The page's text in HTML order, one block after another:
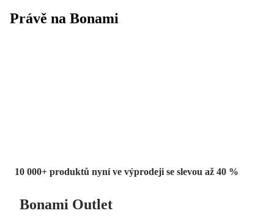
Právě na Bonami
10 000+ produktů nyní ve výprodeji se slevou až 40 %
Bonami Outlet